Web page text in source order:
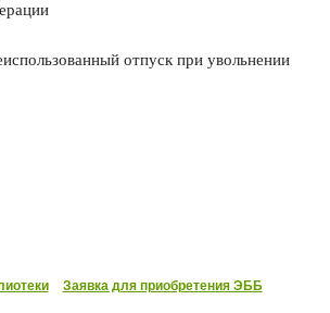
отпуск при увольнении
Заявка для приобретения ЭББ